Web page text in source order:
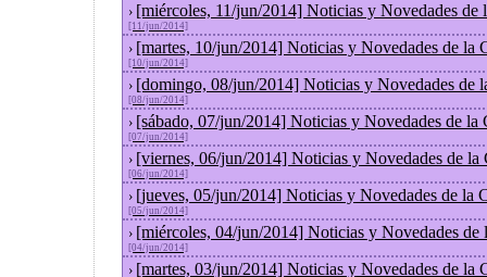
› [miércoles, 11/jun/2014] Noticias y Novedades de
[11/jun/2014]
› [martes, 10/jun/2014] Noticias y Novedades de la
[10/jun/2014]
› [domingo, 08/jun/2014] Noticias y Novedades de
[08/jun/2014]
› [sábado, 07/jun/2014] Noticias y Novedades de la
[07/jun/2014]
› [viernes, 06/jun/2014] Noticias y Novedades de la
[06/jun/2014]
› [jueves, 05/jun/2014] Noticias y Novedades de la
[05/jun/2014]
› [miércoles, 04/jun/2014] Noticias y Novedades de
[04/jun/2014]
› [martes, 03/jun/2014] Noticias y Novedades de la